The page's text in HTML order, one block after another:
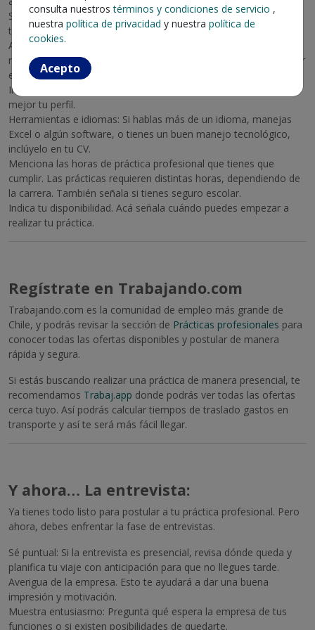
Si no tienes experiencia, puedes mencionar si hiciste ayudantías,
trabajaste en el verano, hiciste voluntariados, etc.
Al inicio siempre se incluye un resumen laboral. En este caso, si
no tienes experiencia, menciona tus objetivos, qué quieres lograr
en la práctica profesional y qué estás buscando.
Incluye tus áreas de interés, así el reclutador sabrá dónde calza
mejor tu perfil.
Herramientas e idiomas: Si hablas más de un idioma, manejas
Excel o algún software, o tienes un buen manejo tecnológico,
inclúyelo en tu CV.
Menciona las horas de práctica profesional que tienes que
cumplir. Las prácticas requieren distintas horas, dependiendo de
la carrera. También señala si tienes seguro escolar.
Indica tu disponibilidad. Acá señala cuándo puedes empezar a
realizar tu práctica.
Regístrate en Trabajando.com
Trabajando.com es la comunidad de empleo más grande de
Chile, y podrás revisar la sección de Prácticas profesionales para
conocer todas las ofertas disponibles y postular de manera
rápida y segura.
Si estás buscando realizar una práctica de manera presencial, te
recomendamos Trabaj.app donde podrás ver todas las ofertas
cerca tuyo. Así podrás calcular tiempos de traslado gastos en
transporte y así te será más fácil llegar.
Y ahora… La entrevista:
Ya tienes todo listo para postular a tu práctica profesional. Pero
ahora, debes enfrentar la fase de entrevistas.
Sé puntual: Si la entrevista es presencial, revisa dónde queda y
planifica tu viaje con anticipación para que no llegues tarde.
Averigua de la empresa. Esto te ayudará a dar una buena
impresión y motivación.
Muestra entusiasmo: Pregunta qué espera la empresa de tus
funciones o si existen posibilidades de quedarte.
consulta nuestrostérminos y condiciones de servicio ,
nuestra política de privacidad y nuestra política de
cookies.
Acepto